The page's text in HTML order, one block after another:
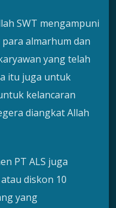
SWT mengampuni
almarhum dan
yang telah
itu juga untuk
kelancaran
diangkat Allah
PT ALS juga
diskon 10
yang